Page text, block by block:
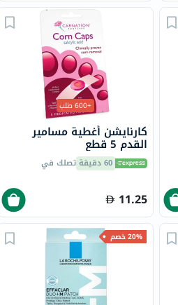
+600 طلب
كارنايشن أغطية مسامير
القدم 5 قطع
60 دقيقة تصلك في
11.25
20% خصم